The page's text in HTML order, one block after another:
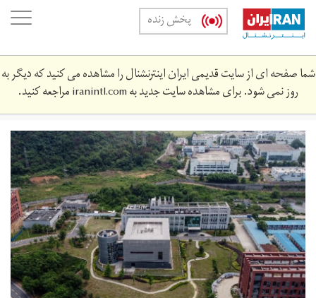
Skip
main
content
پخش زنده
شما صفحه ای از سایت قدیمی ایران اینترنشنال را مشاهده می کنید که دیگر به
روز نمی شود. برای مشاهده سایت جدید بهiranintl.comمراجعه کنید.
thep4laborat.jpeg